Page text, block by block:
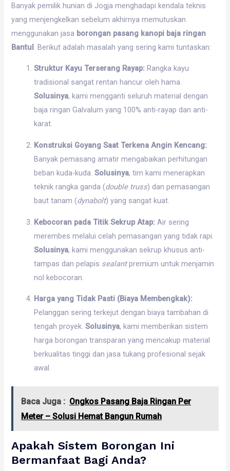
Banyak pemilik hunian di Jogja menghadapi kendala teknis
yang menjengkelkan sebelum akhirnya memutuskan
menggunakan jasa borongan pasang kanopi baja ringan
Bantul. Berikut adalah masalah yang sering kami tuntaskan:
Struktur Kayu Terserang Rayap: Rangka kayu
tradisional sangat rentan hancur oleh hama.
Solusinya, kami mengganti seluruh material dengan
baja ringan Galvalum yang 100% anti-rayap dan anti-
karat.
Konstruksi Goyang Saat Terkena Angin Kencang:
Banyak pemasang amatir mengabaikan perhitungan
beban kuda-kuda.Solusinya, tim kami menerapkan
teknik rangka ganda (double truss) dan pemasangan
baut tanam (dynabolt) yang sangat kuat.
Kebocoran pada Titik Sekrup Atap: Air sering
merembes melalui celah pemasangan yang tidak rapi.
Solusinya, kami menggunakan sekrup khusus anti-
tampas dan pelapis sealantpremium untuk menjamin
nol kebocoran.
Harga yang Tidak Pasti (Biaya Membengkak):
Pelanggan sering terkejut dengan biaya tambahan di
tengah proyek.Solusinya, kami memberikan sistem
harga borongan transparan yang mencakup material
berkualitas tinggi dan jasa tukang profesional sejak
awal.
Baca Juga : Ongkos Pasang Baja Ringan Per
Meter – Solusi Hemat Bangun Rumah
Apakah Sistem Borongan Ini
Bermanfaat Bagi Anda?